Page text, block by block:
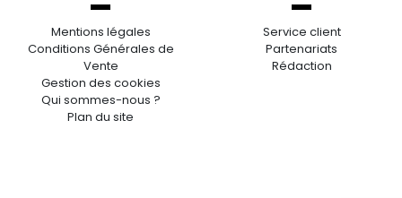
Mentions légales
Conditions Générales de
Vente
Gestion des cookies
Qui sommes-nous ?
Plan du site
Service client
Partenariats
Rédaction